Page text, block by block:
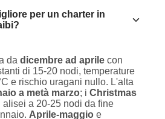
per un charter in
da dicembre ad aprile con
di 15-20 nodi, temperature
e rischio uragani nullo. L'alta
a metà marzo; i Christmas
alisei a 20-25 nodi da fine
Aprile-maggio e